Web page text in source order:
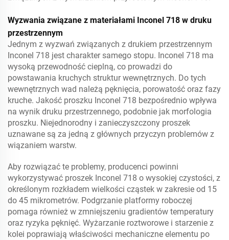
Wyzwania związane z materiałami Inconel 718 w druku
przestrzennym
Jednym z wyzwań związanych z drukiem przestrzennym
Inconel 718 jest charakter samego stopu. Inconel 718 ma
wysoką przewodność cieplną, co prowadzi do
powstawania kruchych struktur wewnętrznych. Do tych
wewnętrznych wad należą pęknięcia, porowatość oraz fazy
kruche. Jakość proszku Inconel 718 bezpośrednio wpływa
na wynik druku przestrzennego, podobnie jak morfologia
proszku. Niejednorodny i zanieczyszczony proszek
uznawane są za jedną z głównych przyczyn problemów z
wiązaniem warstw.
Aby rozwiązać te problemy, producenci powinni
wykorzystywać proszek Inconel 718 o wysokiej czystości, z
określonym rozkładem wielkości cząstek w zakresie od 15
do 45 mikrometrów. Podgrzanie platformy roboczej
pomaga również w zmniejszeniu gradientów temperatury
oraz ryzyka pęknięć. Wyżarzanie roztworowe i starzenie z
kolei poprawiają właściwości mechaniczne elementu po